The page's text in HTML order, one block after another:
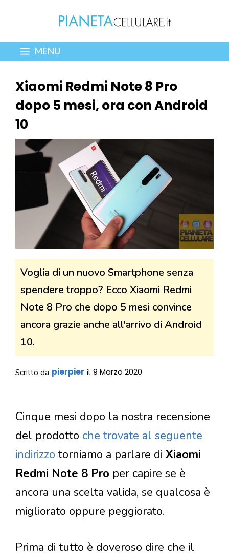
contenuto
MENU
Xiaomi Redmi Note 8 Pro
dopo 5 mesi, ora con Android
10
Voglia di un nuovo Smartphone senza
spendere troppo? Ecco Xiaomi Redmi
Note 8 Pro che dopo 5 mesi convince
ancora grazie anche all'arrivo di Android
10.
Scritto da pierpier il 9 Marzo 2020
Cinque mesi dopo la nostra recensione
del prodotto che trovate al seguente
indirizzo torniamo a parlare di Xiaomi
Redmi Note 8 Pro per capire se è
ancora una scelta valida, se qualcosa è
migliorato oppure peggiorato.
Prima di tutto è doveroso dire che il